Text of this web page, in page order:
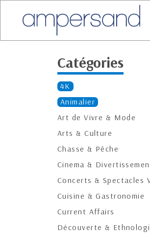
Catégories
4K
Animalier
Art de Vivre & Mode
Arts & Culture
Chasse & Pêche
Cinema &
Concerts & Spectacles
Cuisine & Gastronomie
Current Affairs
Découverte &